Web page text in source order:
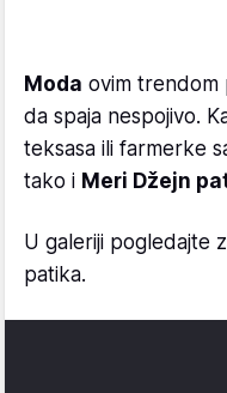
Moda ovim trendom
da spaja nespojivo.
teksasa ili farmerke
tako i Meri Džejn
U galeriji pogledajte
patika.